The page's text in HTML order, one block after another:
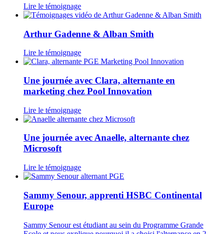
Lire le témoignage
Arthur Gadenne & Alban Smith
Lire le témoignage
Une journée avec Clara, alternante en
marketing chez Pool Innovation
Lire le témoignage
Une journée avec Anaelle, alternante chez
Microsoft
Lire le témoignage
Sammy Senour, apprenti HSBC Continental
Europe
Sammy Senour est étudiant au sein du Programme Grande